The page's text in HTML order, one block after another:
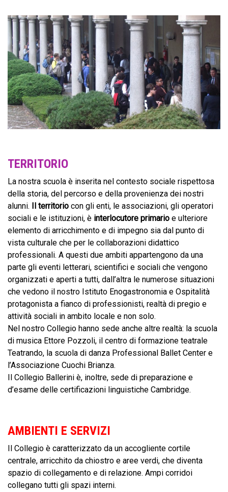
TERRITORIO
La nostra scuola è inserita nel contesto sociale rispettosa
della storia, del percorso e della provenienza dei nostri
alunni.
Il territorio con gli enti, le associazioni, gli operatori
sociali e le istituzioni, è interlocutore primario e ulteriore
elemento di arricchimento e di impegno sia dal punto di
vista culturale che per le collaborazioni didattico
professionali. A questi due ambiti appartengono da una
parte gli eventi letterari, scientifici e sociali che vengono
organizzati e aperti a tutti, dall’altra le numerose situazioni
che vedono il nostro Istituto Enogastronomia e Ospitalità
protagonista a fianco di professionisti, realtà di pregio e
attività sociali in ambito locale e non solo.
Nel nostro Collegio hanno sede anche altre realtà: la scuola
di musica Ettore Pozzoli, il centro di formazione teatrale
Teatrando, la scuola di danza Professional Ballet Center e
l’Associazione Cuochi Brianza.
Il Collegio Ballerini è, inoltre, sede di preparazione e
d’esame delle certificazioni linguistiche Cambridge.
AMBIENTI E SERVIZI
Il Collegio è caratterizzato da un accogliente cortile
centrale, arricchito da chiostro e aree verdi, che diventa
spazio di collegamento e di relazione. Ampi corridoi
collegano tutti gli spazi interni.